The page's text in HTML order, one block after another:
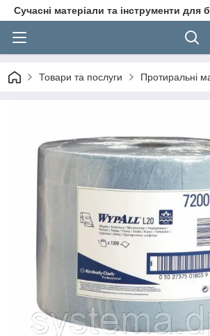
Сучасні матеріали та інструменти
Товари та послуги Протиральні